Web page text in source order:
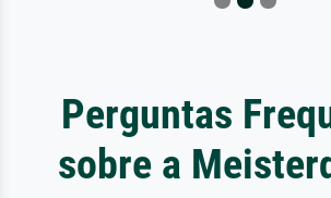
Perguntas
sobre a